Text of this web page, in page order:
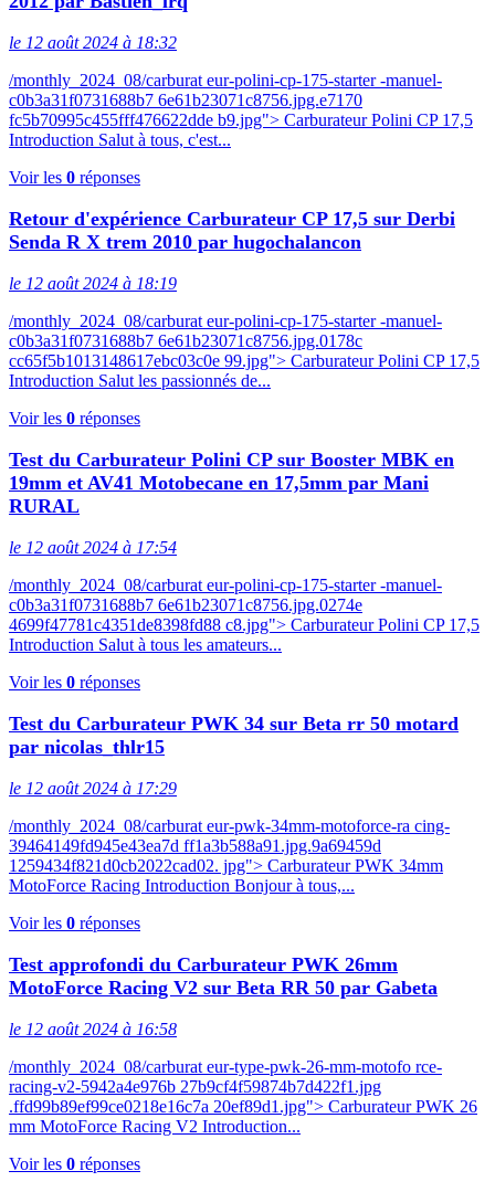
le 12 août 2024 à 18:32
/monthly_2024_08/carburat eur-polini-cp-175-starter -manuel-
c0b3a31f0731688b7 6e61b23071c8756.jpg.e7170
fc5b70995c455fff476622dde b9.jpg"> Carburateur Polini CP 17,5
Introduction Salut à tous, c'est...
Voir les 0 réponses
Retour d'expérience Carburateur CP 17,5 sur Derbi
Senda R X trem 2010 par hugochalancon
le 12 août 2024 à 18:19
/monthly_2024_08/carburat eur-polini-cp-175-starter -manuel-
c0b3a31f0731688b7 6e61b23071c8756.jpg.0178c
cc65f5b1013148617ebc03c0e 99.jpg"> Carburateur Polini CP 17,5
Introduction Salut les passionnés de...
Voir les 0 réponses
Test du Carburateur Polini CP sur Booster MBK en
19mm et AV41 Motobecane en 17,5mm par Mani
RURAL
le 12 août 2024 à 17:54
/monthly_2024_08/carburat eur-polini-cp-175-starter -manuel-
c0b3a31f0731688b7 6e61b23071c8756.jpg.0274e
4699f47781c4351de8398fd88 c8.jpg"> Carburateur Polini CP 17,5
Introduction Salut à tous les amateurs...
Voir les 0 réponses
Test du Carburateur PWK 34 sur Beta rr 50 motard
par nicolas_thlr15
le 12 août 2024 à 17:29
/monthly_2024_08/carburat eur-pwk-34mm-motoforce-ra cing-
39464149fd945e43ea7d ff1a3b588a91.jpg.9a69459d
1259434f821d0cb2022cad02. jpg"> Carburateur PWK 34mm
MotoForce Racing Introduction Bonjour à tous,...
Voir les 0 réponses
Test approfondi du Carburateur PWK 26mm
MotoForce Racing V2 sur Beta RR 50 par Gabeta
le 12 août 2024 à 16:58
/monthly_2024_08/carburat eur-type-pwk-26-mm-motofo rce-
racing-v2-5942a4e976b 27b9cf4f59874b7d422f1.jpg
.ffd99b89ef99ce0218e16c7a 20ef89d1.jpg"> Carburateur PWK 26
mm MotoForce Racing V2 Introduction...
Voir les 0 réponses